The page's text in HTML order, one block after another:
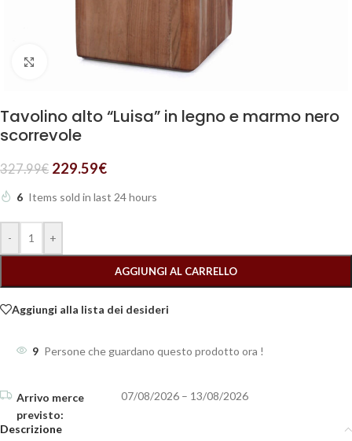
Clicca per ingrandire
Tavolino alto “Luisa” in legno e marmo nero
scorrevole
327.99€ 229.59€
6 Items sold in last 24 hours
- +
AGGIUNGI AL CARRELLO
Aggiungi alla lista dei desideri
9 Persone che guardano questo prodotto ora !
07/08/2026 – 13/08/2026
Descrizione